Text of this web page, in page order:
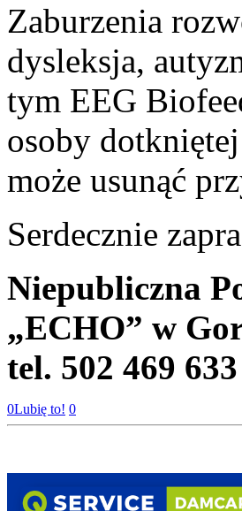
Zaburzenia
dysleksja,
tym EEG
osoby
może usunąć
Serdecznie
Niepubliczna
„ECHO” w
tel. 502 469 633
0Lubię to! 0